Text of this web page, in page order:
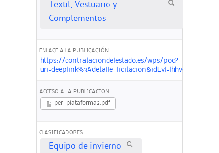
Textil, Vestuario y
Complementos
ENLACE A LA PUBLICACIÓN
https://contrataciondelestado.es/wps/poc?
ACCESO A LA PUBLICACION
per_plataforma2.pdf
CLASIFICADORES
Equipo de invierno